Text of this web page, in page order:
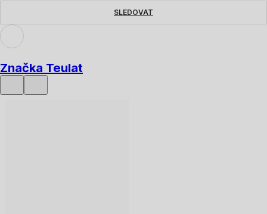
SLEDOVAT
Značka Teulat